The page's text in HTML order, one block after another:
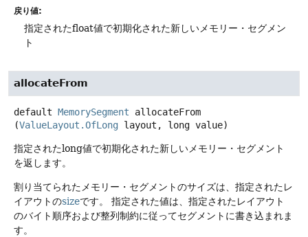
戻り値:
指定されたfloat値で初期化された新しいメモリー・セグメン
ト
allocateFrom
default MemorySegment
allocateFrom
(ValueLayout.OfLong layout, long value)
指定されたlong値で初期化された新しいメモリー・セグメント
を返します。
割り当てられたメモリー・セグメントのサイズは、指定されたレ
イアウトのsizeです。
指定された値は、指定されたレイアウト
のバイト順序および整列制約に従ってセグメントに書き込まれま
す。